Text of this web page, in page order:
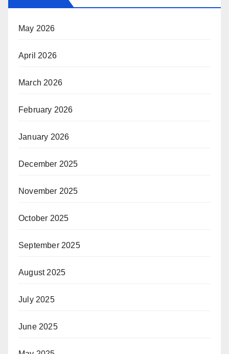
May 2026
April 2026
March 2026
February 2026
January 2026
December 2025
November 2025
October 2025
September 2025
August 2025
July 2025
June 2025